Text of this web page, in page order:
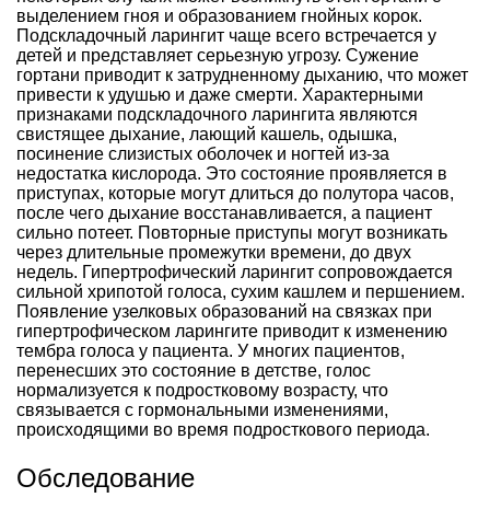
выделением гноя и образованием гнойных корок.
Подскладочный ларингит чаще всего встречается у
детей и представляет серьезную угрозу. Сужение
гортани приводит к затрудненному дыханию, что может
привести к удушью и даже смерти. Характерными
признаками подскладочного ларингита являются
свистящее дыхание, лающий кашель, одышка,
посинение слизистых оболочек и ногтей из-за
недостатка кислорода. Это состояние проявляется в
приступах, которые могут длиться до полутора часов,
после чего дыхание восстанавливается, а пациент
сильно потеет. Повторные приступы могут возникать
через длительные промежутки времени, до двух
недель. Гипертрофический ларингит сопровождается
сильной хрипотой голоса, сухим кашлем и першением.
Появление узелковых образований на связках при
гипертрофическом ларингите приводит к изменению
тембра голоса у пациента. У многих пациентов,
перенесших это состояние в детстве, голос
нормализуется к подростковому возрасту, что
связывается с гормональными изменениями,
происходящими во время подросткового периода.
Обследование